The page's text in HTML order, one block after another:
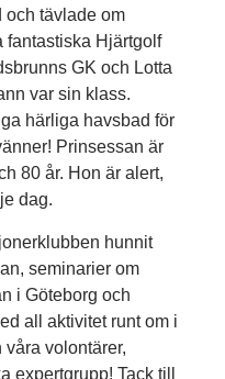
och tävlade om
fantastiska Hjärtgolf
GK och Lotta
var sin klass.
härliga havsbad för
Prinsessan är
80 år. Hon är alert,
dag.
hunnit
seminarier om
i Göteborg och
all aktivitet runt om i
våra volontärer,
expertgrupp! Tack till